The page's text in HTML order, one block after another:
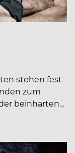
stehen fest
zum
beinharten…